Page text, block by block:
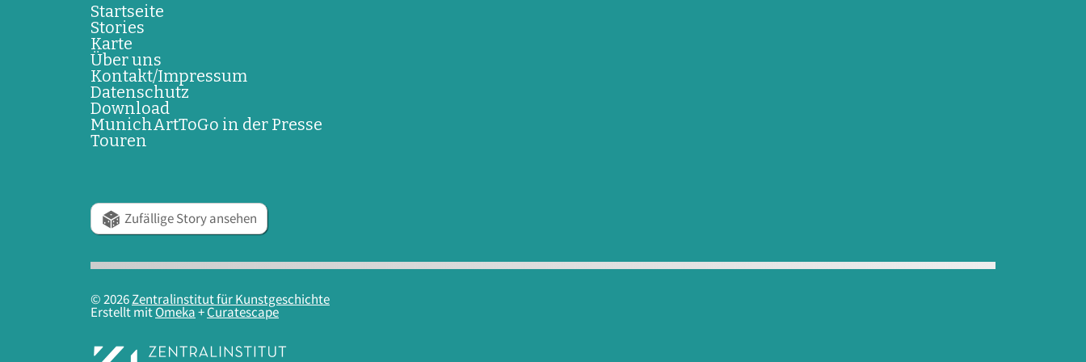
Startseite
Stories
Karte
Über uns
Kontakt/Impressum
Datenschutz
Download
MunichArtToGo in der Presse
Touren
Zufällige Story ansehen
© 2026Zentralinstitut für Kunstgeschichte
Erstellt mitOmeka+Curatescape